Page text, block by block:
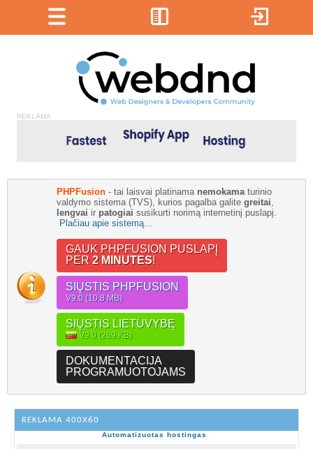
REKLAMA
PHPFusion - tai laisvai platinama nemokama turinio
valdymo sistema (TVS), kurios pagalba galite greitai
lengvai ir patogiai susikurti norimą internetinį puslapį.
Plačiau apie sistemą...
GAUK PHPFUSION PUSLAPĮ
PER 2 MINUTES!
SIŲSTIS PHPFUSION
V9.0 (10.8 MB)
SIŲSTIS LIETUVYBĘ
V9.0 (269 KB)
DOKUMENTACIJA
PROGRAMUOTOJAMS
REKLAMA 400X60
Automatizuotas hostingas